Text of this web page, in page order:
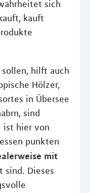
sich
kauft
hilft auch
Hölzer,
in Übersee
sind
ist hier von
punkten
mit
sind. Dieses